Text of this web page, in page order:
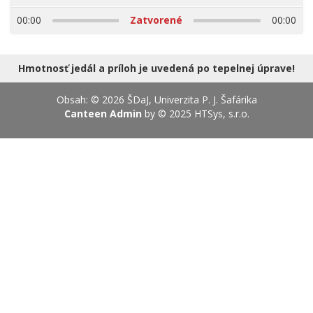
17.08.2026
00:00 Zatvorené 00:00
Hmotnosť jedál a príloh je uvedená po tepelnej úprave!
Obsah: © 2026 ŠDaJ, Univerzita P. J. Šafárika
Canteen Admin by © 2025 HTSys, s.r.o.